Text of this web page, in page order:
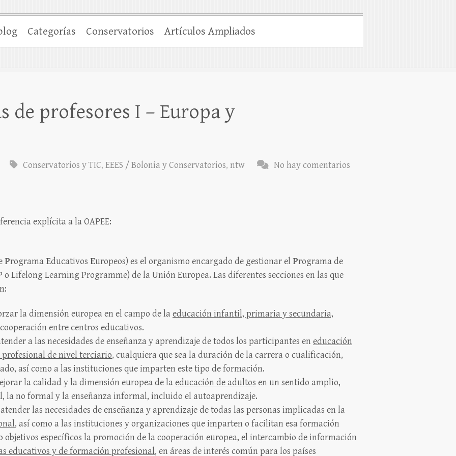
Categorías Conservatorios Artículos Ampliados
de profesores I – Europa y
Conservatorios y TIC, EEES / Bolonia y Conservatorios, ntw No hay comentarios
explícita a la OAPEE:
Programa Educativos Europeos) es el organismo encargado de gestionar el Programa de
o Lifelong Learning Programme) de la Unión Europea. Las diferentes secciones en las que
la dimensión europea en el campo de la educación infantil, primaria y secundaria,
entre centros educativos.
a las necesidades de enseñanza y aprendizaje de todos los participantes en educación
de nivel terciario, cualquiera que sea la duración de la carrera o cualificación,
así como a las instituciones que imparten este tipo de formación.
la calidad y la dimensión europea de la educación de adultos en un sentido amplio,
la no formal y la enseñanza informal, incluido el autoaprendizaje.
las necesidades de enseñanza y aprendizaje de todas las personas implicadas en la
, así como a las instituciones y organizaciones que imparten o facilitan esa formación
objetivos específicos la promoción de la cooperación europea, el intercambio de información
educativos y de formación profesional, en áreas de interés común para los países